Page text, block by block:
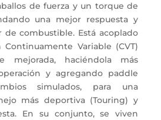
de fuerza y un torque de
una mejor respuesta y
de combustible. Está acoplado
Continuamente Variable (CVT)
mejorada, haciéndola más
y agregando paddle
simulados, para una
más deportiva (Touring) y
En su conjunto, se viven